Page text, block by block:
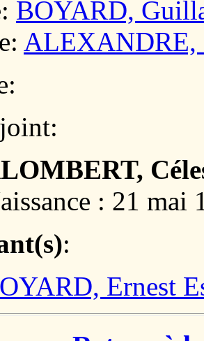
BOYARD,
ALEXANDRE,
: 21 mai
:
Ernest